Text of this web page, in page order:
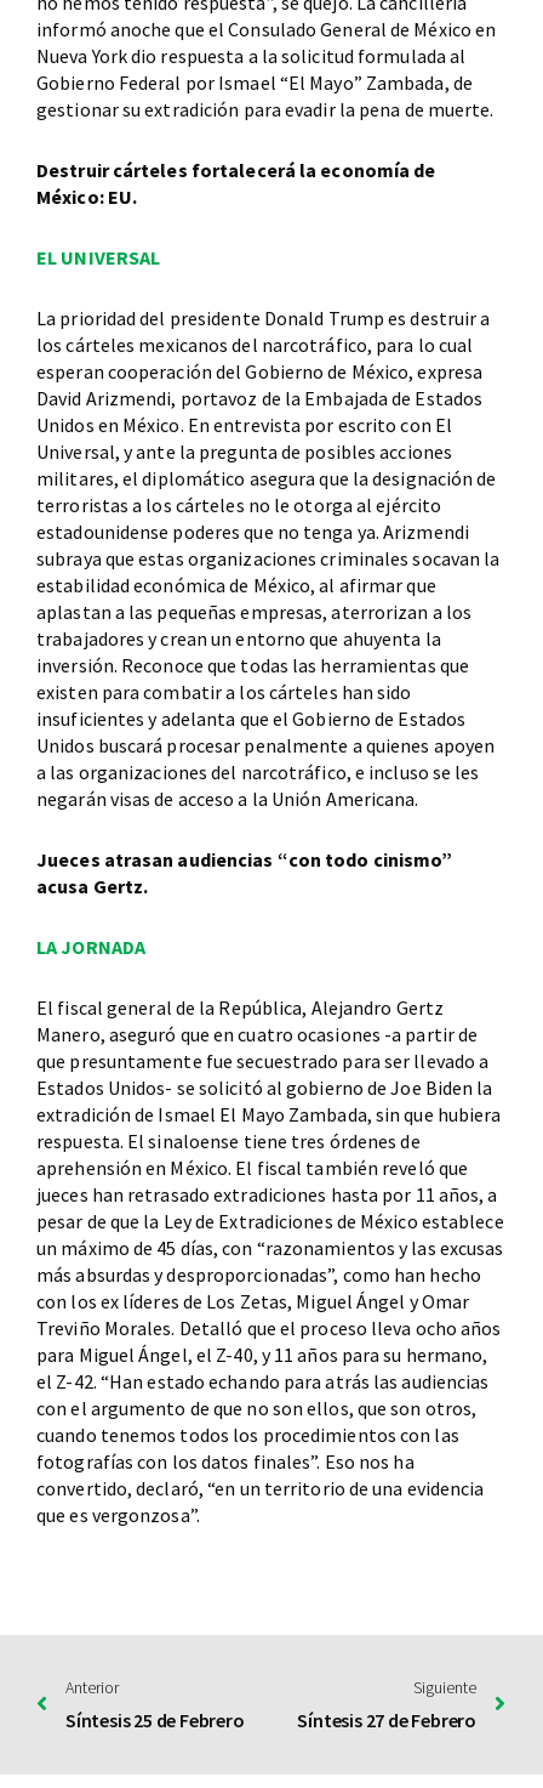
informó anoche que el Consulado General de México en
Nueva York dio respuesta a la solicitud formulada al
Gobierno Federal por Ismael “El Mayo” Zambada, de
gestionar su extradición para evadir la pena de muerte.
Destruir cárteles fortalecerá la economía de
México: EU.
EL UNIVERSAL
La prioridad del presidente Donald Trump es destruir a
los cárteles mexicanos del narcotráfico, para lo cual
esperan cooperación del Gobierno de México, expresa
David Arizmendi, portavoz de la Embajada de Estados
Unidos en México. En entrevista por escrito con El
Universal, y ante la pregunta de posibles acciones
militares, el diplomático asegura que la designación de
terroristas a los cárteles no le otorga al ejército
estadounidense poderes que no tenga ya. Arizmendi
subraya que estas organizaciones criminales socavan la
estabilidad económica de México, al afirmar que
aplastan a las pequeñas empresas, aterrorizan a los
trabajadores y crean un entorno que ahuyenta la
inversión. Reconoce que todas las herramientas que
existen para combatir a los cárteles han sido
insuficientes y adelanta que el Gobierno de Estados
Unidos buscará procesar penalmente a quienes apoyen
a las organizaciones del narcotráfico, e incluso se les
negarán visas de acceso a la Unión Americana.
Jueces atrasan audiencias “con todo cinismo”
acusa Gertz.
LA JORNADA
El fiscal general de la República, Alejandro Gertz
Manero, aseguró que en cuatro ocasiones -a partir de
que presuntamente fue secuestrado para ser llevado a
Estados Unidos- se solicitó al gobierno de Joe Biden la
extradición de Ismael El Mayo Zambada, sin que hubiera
respuesta. El sinaloense tiene tres órdenes de
aprehensión en México. El fiscal también reveló que
jueces han retrasado extradiciones hasta por 11 años, a
pesar de que la Ley de Extradiciones de México establece
un máximo de 45 días, con “razonamientos y las excusas
más absurdas y desproporcionadas”, como han hecho
con los ex líderes de Los Zetas, Miguel Ángel y Omar
Treviño Morales. Detalló que el proceso lleva ocho años
para Miguel Ángel, el Z-40, y 11 años para su hermano,
el Z-42. “Han estado echando para atrás las audiencias
con el argumento de que no son ellos, que son otros,
cuando tenemos todos los procedimientos con las
fotografías con los datos finales”. Eso nos ha
convertido, declaró, “en un territorio de una evidencia
que es vergonzosa”.
Anterior
Síntesis 25 de Febrero
Siguiente
Síntesis 27 de Febrero